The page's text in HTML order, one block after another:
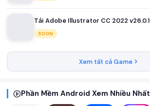
SOON
Xem tất cả Game
Phần Mềm Android Xem Nhiều Nhất